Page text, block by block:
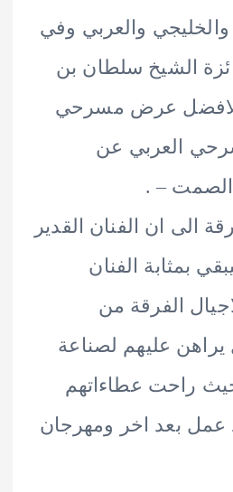
والعربي وفي
سلطان بن
عرض مسرحي
عن
.
الفنان القدير
الفنان
من
لصناعة
عطاءاتهم
اخر ومهرجان